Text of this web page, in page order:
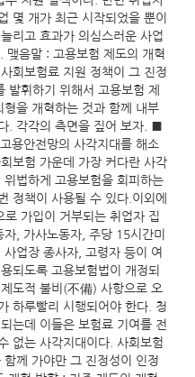
몇 개가 최근 시작되었을 뿐이
리고 효과가 의심스러운 사업
맺음말 : 고용보험 제도의 개혁
회보험료 지원 정책이 그 진정
발휘하기 위해서 고용보험 제
을 개혁하는 것과 함께 내부
. 각각의 측면을 짚어 보자. ■
용안전망의 사각지대를 해소
보험 가운데 가장 커다란 사각
법하게 고용보험을 회피하는
정책이 사용될 수 있다.이외에
가입이 거부되는 취업자 집
, 가사노동자, 주당 15시간미
업장 종사자, 고령자 등이 여
되도록 고용보험법이 개정되
도적 불비(不備) 사항으로 오
하루빨리 시행되어야 한다. 청
는데 이들은 보험료 기여를 전
없는 사각지대이다. 사회보험
께 가야만 그 진정성이 인정